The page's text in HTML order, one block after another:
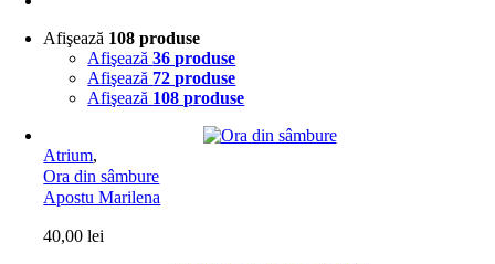
Afişează 108 produse
Afişează36 produse
Afişează 72 produse
Afişează 108 produse
Atrium,
Ora din sâmbure
Apostu Marilena
40,00lei